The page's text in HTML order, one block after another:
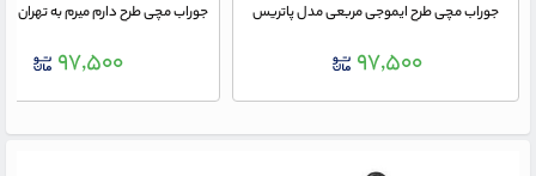
جوراب مچی طرح ایموجی مربعی مدل پاتریس
۹۷,۵۰۰
جوراب مچی طرح دارم میرم به تهران
۹۷,۵۰۰